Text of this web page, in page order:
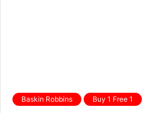
Baskin Robbins Buy 1 Free 1